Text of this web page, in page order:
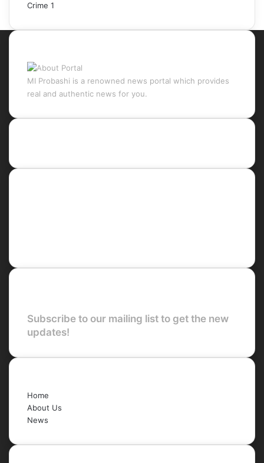
Crime 1
MI Probashi is a renowned news portal which provides
real and authentic news for you.
Subscribe to our mailing list to get the new
updates!
Home
About Us
News